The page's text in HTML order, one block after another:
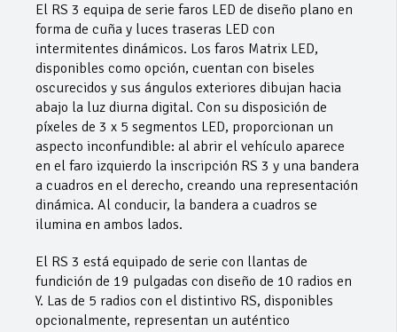
El RS 3 equipa de serie faros LED de diseño plano en
forma de cuña y luces traseras LED con
intermitentes dinámicos. Los faros Matrix LED,
disponibles como opción, cuentan con biseles
oscurecidos y sus ángulos exteriores dibujan hacia
abajo la luz diurna digital. Con su disposición de
píxeles de 3 x 5 segmentos LED, proporcionan un
aspecto inconfundible: al abrir el vehículo aparece
en el faro izquierdo la inscripción RS 3 y una bandera
a cuadros en el derecho, creando una representación
dinámica. Al conducir, la bandera a cuadros se
ilumina en ambos lados.
El RS 3 está equipado de serie con llantas de
fundición de 19 pulgadas con diseño de 10 radios en
Y. Las de 5 radios con el distintivo RS, disponibles
opcionalmente, representan un auténtico